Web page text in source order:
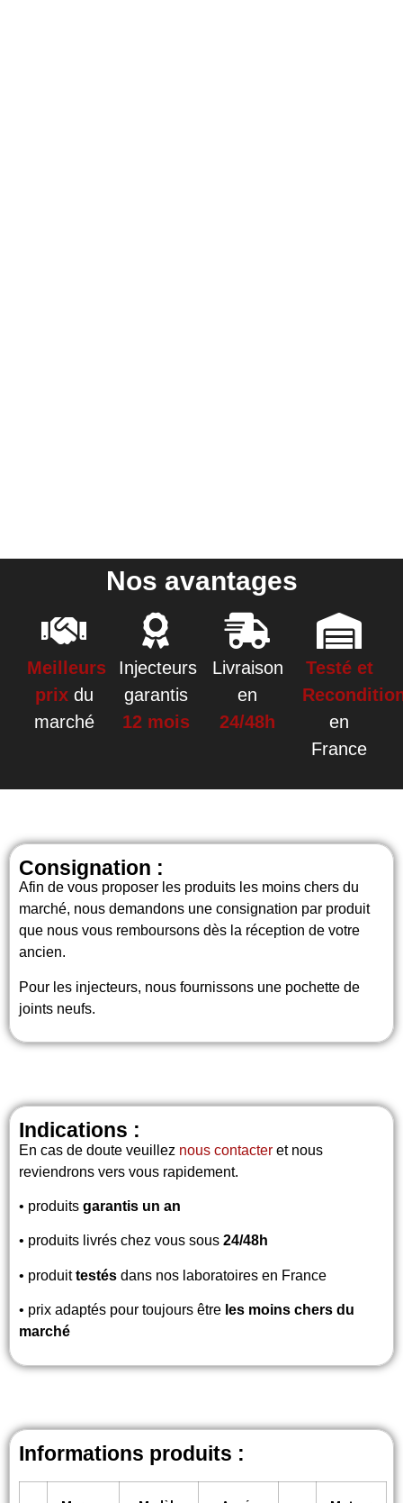
Nos avantages
Meilleurs
prixdu
marché
Injecteurs
garantis
12 mois
Livraison
en
24/48h
Testé et
en
France
Consignation :
Afin de vous proposer les produits les moins chers du
marché, nous demandons une consignation par produit
que nous vous remboursons dès la réception de votre
ancien.
Pour les injecteurs, nous fournissons une pochette de
joints neufs.
Indications :
En cas de doute veuillez nous contacter et nous
reviendrons vers vous rapidement.
• produits garantis un an
• produits livrés chez vous sous 24/48h
• produittestés dans nos laboratoires en France
• prix adaptés pour toujours être les moins chers du
marché
Informations produits :